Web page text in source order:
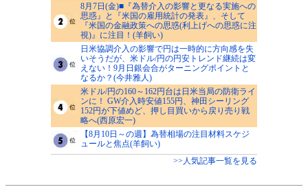
8月7日(金)■『為替介入の影響と更なる実施への
思惑』と『米国の雇用統計の発表』、そして
『米国の金融政策への思惑(利上げへの思惑に注
視)』に注目！(羊飼い)
日米協調介入の影響で円は一時的に方向感を失
いそうだが、米ドル/円の円安トレンド継続は変
えない！9月日銀会合がターニングポイントと
なるか？(今井雅人)
米ドル/円の160～162円台は日米当局の防衛ライ
ンに！ GW介入時安値155円、神田シーリング
152円が下値めど、押し目買いから戻り売り戦
略へ(西原宏一)
【8月10日～の週】為替相場の注目材料スケジ
ュールと焦点(羊飼い)
>>人気記事一覧を見る